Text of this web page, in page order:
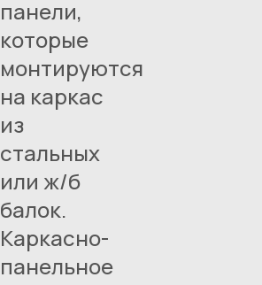
панели,
которые
монтируются
на каркас
из
стальных
или ж/б
балок.
Каркасно-
панельное